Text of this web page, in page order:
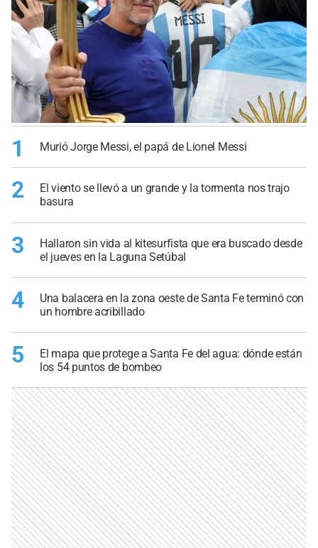
1 Murió Jorge Messi, el papá de Lionel Messi
2
El viento se llevó a un grande y la tormenta nos trajo
basura
3
Hallaron sin vida al kitesurfista que era buscado desde
el jueves en la Laguna Setúbal
4
Una balacera en la zona oeste de Santa Fe terminó con
un hombre acribillado
5
El mapa que protege a Santa Fe del agua: dónde están
los 54 puntos de bombeo